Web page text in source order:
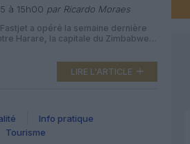
à 15h00 par Ricardo Moraes
a opéré la semaine dernière
Harare, la capitale du Zimbabwe
les lundi, mercredi et vendredi.
exploite cette liaison avec un
LIRE L'ARTICLE
Info pratique
Tourisme